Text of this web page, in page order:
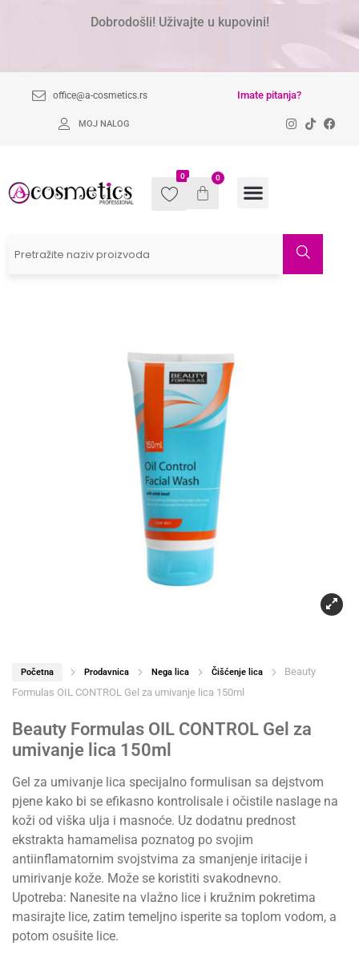
Dobrodošli! Uživajte u kupovini!
office@a-cosmetics.rs Imate pitanja?
MOJ NALOG
0 0
Početna Prodavnica Nega lica Čišćenje lica
Beauty
Formulas OIL CONTROL Gel za umivanje lica 150ml
Beauty Formulas OIL CONTROL Gel za
umivanje lica 150ml
Gel za umivanje lica specijalno formulisan sa dejstvom
pjene kako bi se efikasno kontrolisale i očistile naslage na
koži od viška ulja i masnoće. Uz dodatnu prednost
ekstrakta hamamelisa poznatog po svojim
antiinflamatornim svojstvima za smanjenje iritacije i
umirivanje kože. Može se koristiti svakodnevno.
Upotreba: Nanesite na vlažno lice i kružnim pokretima
masirajte lice, zatim temeljno isperite sa toplom vodom, a
potom osušite lice.